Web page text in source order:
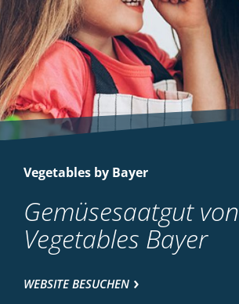
Vegetables by Bayer
Gemüsesaatgut von
Vegetables Bayer
WEBSITE BESUCHEN